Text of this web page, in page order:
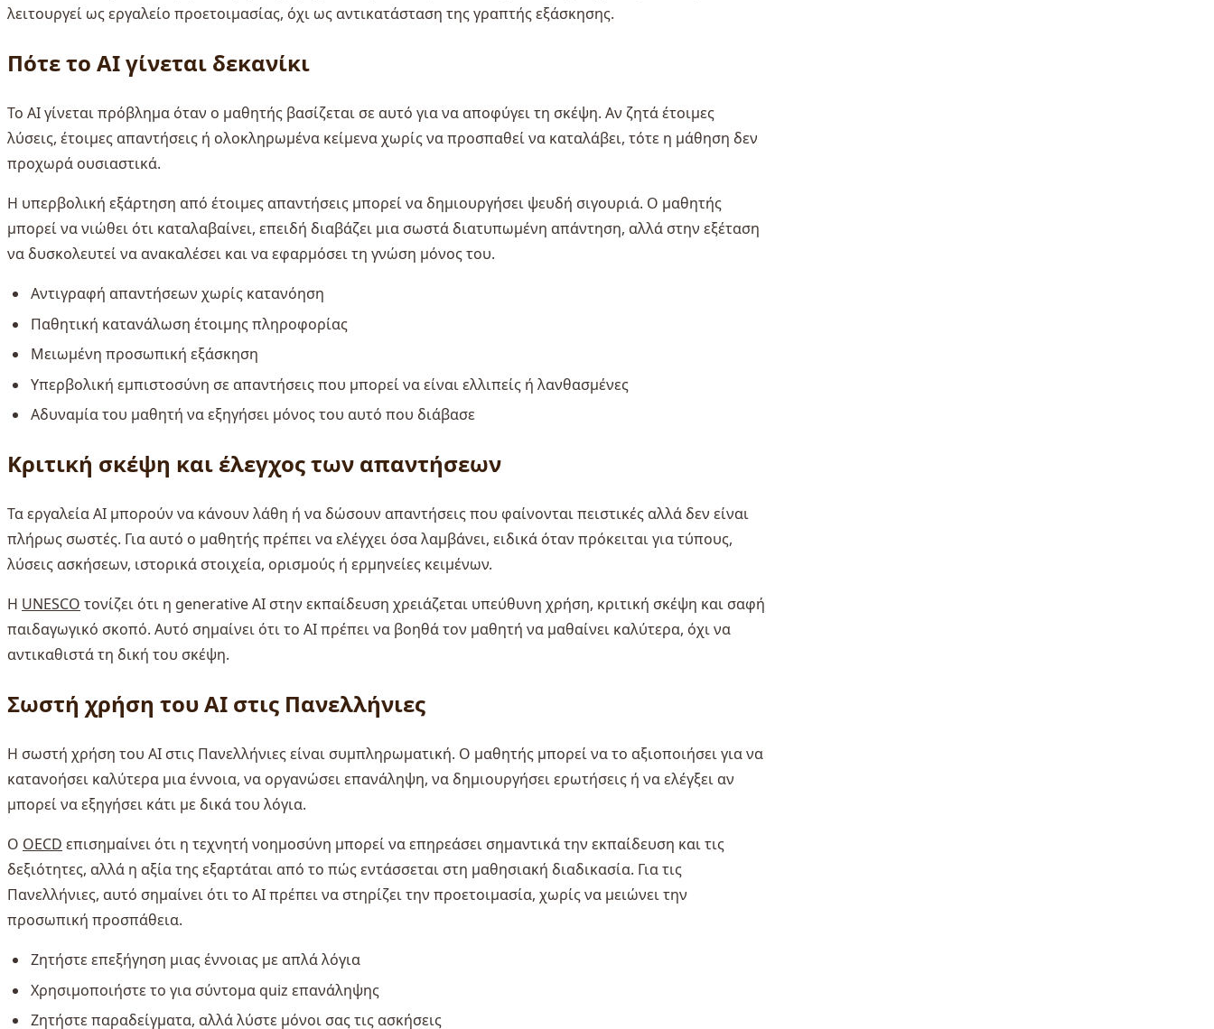
λειτουργεί ως εργαλείο προετοιμασίας, όχι ως αντικατάσταση της γραπτής εξάσκησης.
Πότε το AI γίνεται δεκανίκι
Το AI γίνεται πρόβλημα όταν ο μαθητής βασίζεται σε αυτό για να αποφύγει τη σκέψη. Αν ζητά έτοιμες
λύσεις, έτοιμες απαντήσεις ή ολοκληρωμένα κείμενα χωρίς να προσπαθεί να καταλάβει, τότε η μάθηση δεν
προχωρά ουσιαστικά.
Η υπερβολική εξάρτηση από έτοιμες απαντήσεις μπορεί να δημιουργήσει ψευδή σιγουριά. Ο μαθητής
μπορεί να νιώθει ότι καταλαβαίνει, επειδή διαβάζει μια σωστά διατυπωμένη απάντηση, αλλά στην εξέταση
να δυσκολευτεί να ανακαλέσει και να εφαρμόσει τη γνώση μόνος του.
Αντιγραφή απαντήσεων χωρίς κατανόηση
Παθητική κατανάλωση έτοιμης πληροφορίας
Μειωμένη προσωπική εξάσκηση
Υπερβολική εμπιστοσύνη σε απαντήσεις που μπορεί να είναι ελλιπείς ή λανθασμένες
Αδυναμία του μαθητή να εξηγήσει μόνος του αυτό που διάβασε
Κριτική σκέψη και έλεγχος των απαντήσεων
Τα εργαλεία AI μπορούν να κάνουν λάθη ή να δώσουν απαντήσεις που φαίνονται πειστικές αλλά δεν είναι
πλήρως σωστές. Για αυτό ο μαθητής πρέπει να ελέγχει όσα λαμβάνει, ειδικά όταν πρόκειται για τύπους,
λύσεις ασκήσεων, ιστορικά στοιχεία, ορισμούς ή ερμηνείες κειμένων.
Η UNESCO τονίζει ότι η generative AI στην εκπαίδευση χρειάζεται υπεύθυνη χρήση, κριτική σκέψη και σαφή
παιδαγωγικό σκοπό. Αυτό σημαίνει ότι το AI πρέπει να βοηθά τον μαθητή να μαθαίνει καλύτερα, όχι να
αντικαθιστά τη δική του σκέψη.
Σωστή χρήση του AI στις Πανελλήνιες
Η σωστή χρήση του AI στις Πανελλήνιες είναι συμπληρωματική. Ο μαθητής μπορεί να το αξιοποιήσει για να
κατανοήσει καλύτερα μια έννοια, να οργανώσει επανάληψη, να δημιουργήσει ερωτήσεις ή να ελέγξει αν
μπορεί να εξηγήσει κάτι με δικά του λόγια.
Ο OECD επισημαίνει ότι η τεχνητή νοημοσύνη μπορεί να επηρεάσει σημαντικά την εκπαίδευση και τις
δεξιότητες, αλλά η αξία της εξαρτάται από το πώς εντάσσεται στη μαθησιακή διαδικασία. Για τις
Πανελλήνιες, αυτό σημαίνει ότι το AI πρέπει να στηρίζει την προετοιμασία, χωρίς να μειώνει την
προσωπική προσπάθεια.
Ζητήστε επεξήγηση μιας έννοιας με απλά λόγια
Χρησιμοποιήστε το για σύντομα quiz επανάληψης
Ζητήστε παραδείγματα, αλλά λύστε μόνοι σας τις ασκήσεις